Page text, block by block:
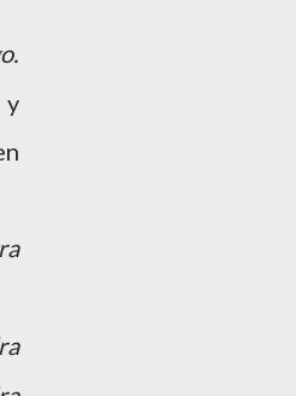
y